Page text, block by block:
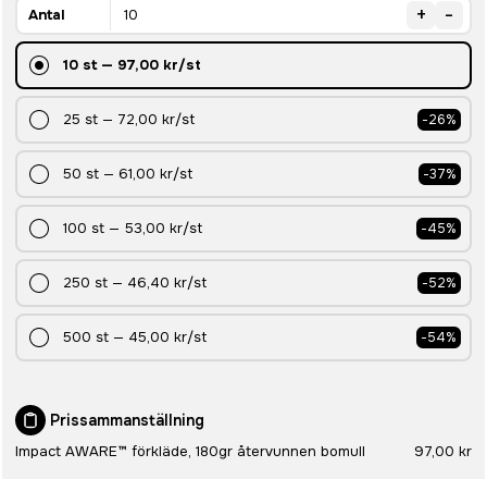
Antal + -
10 st— 97,00 kr/st
25 st — 72,00 kr/st -26%
50 st — 61,00 kr/st -37%
100 st — 53,00 kr/st -45%
250 st — 46,40 kr/st -52%
500 st — 45,00 kr/st -54%
Prissammanställning
Impact AWARE™ förkläde, 180gr återvunnen bomull 97,00 kr